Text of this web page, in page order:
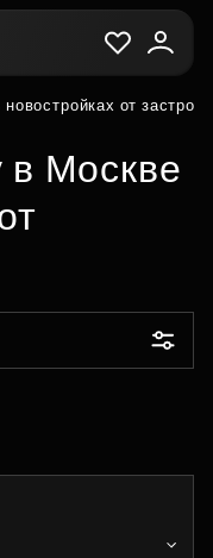
от
в Москве